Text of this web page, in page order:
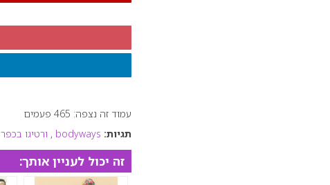
עמוד זה נצפה: 465 פעמים
תגיות: bodyways
, ורטיגו בכפר
זה יכול לעניין אותך: